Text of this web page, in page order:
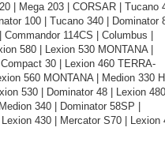
| Mega 203 | CORSAR | Tucano
100 | Tucano 340 | Dominator
114CS | Columbus |
580 | Lexion 530 MONTANA |
30 | Lexion 460 TERRA-
560 MONTANA | Medion 330 H |
530 | Dominator 48 | Lexion 480
340 | Dominator 58SP |
430 | Mercator S70 | Lexion